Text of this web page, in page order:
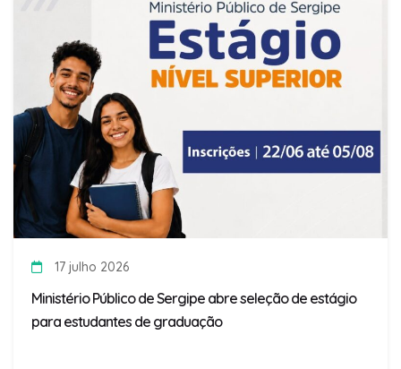
17 julho 2026
Ministério Público de Sergipe abre seleção de estágio
para estudantes de graduação